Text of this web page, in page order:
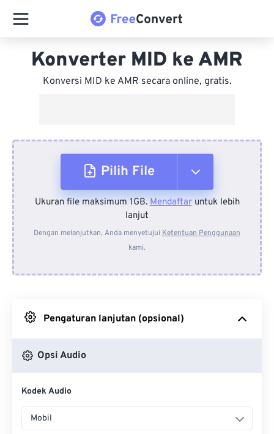
Konverter MID ke AMR
Konversi MID ke AMR secara online, gratis.
Pilih File
Dari Perangkat
Dari Dropbox
Ukuran file maksimum 1GB.Mendaftaruntuk lebih
lanjut
Dengan melanjutkan, Anda menyetujui Ketentuan Penggunaan
kami.
Pengaturan lanjutan (opsional)
Opsi Audio
Kodek Audio
Mobil